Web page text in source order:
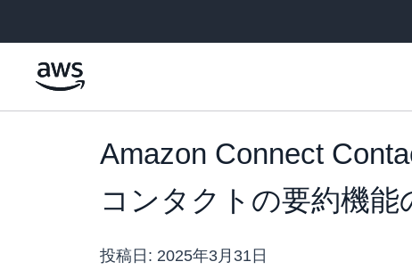
Amazon Connect
コンタクトの要約機能
投稿日: 2025年3月31日